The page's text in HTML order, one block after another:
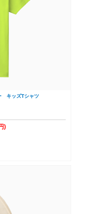
キッズTシャツ
)